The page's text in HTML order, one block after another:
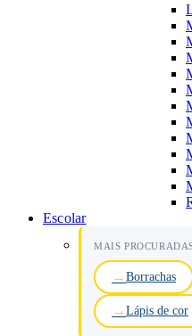
Escolar
MAIS
Borrachas
Lápis de cor